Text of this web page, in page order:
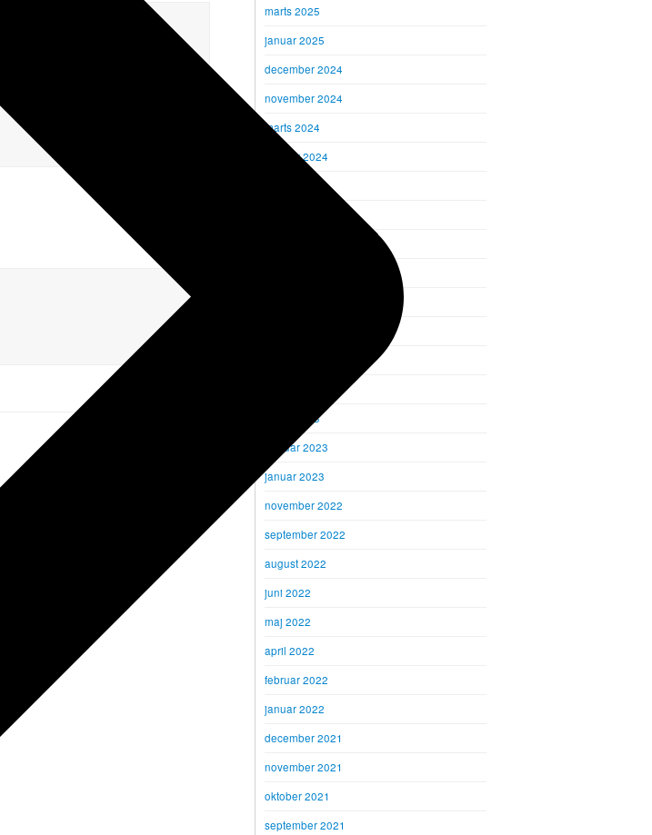
marts 2025
januar 2025
december 2024
november 2024
marts 2024
februar 2024
januar 2024
marts 2023
februar 2023
januar 2023
november 2022
september 2022
august 2022
juni 2022
maj 2022
april 2022
februar 2022
januar 2022
december 2021
november 2021
oktober 2021
september 2021